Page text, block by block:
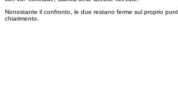
Nonostante il confronto, le due restano ferme sul proprio
chiarimento.